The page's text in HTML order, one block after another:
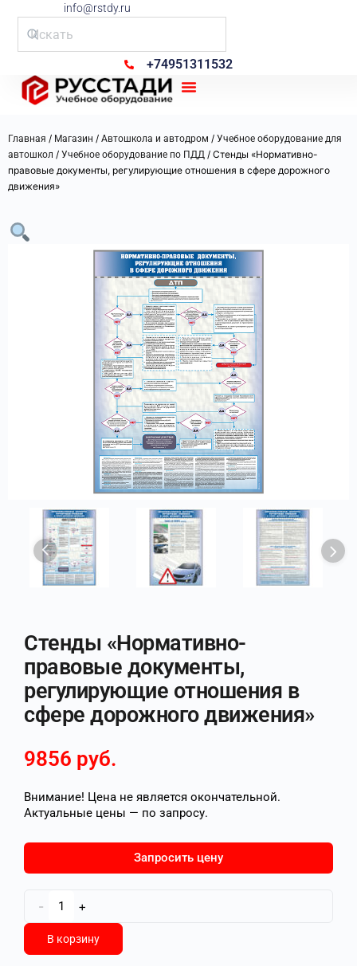
info@rstdy.ru
+74951311532
Главная / Магазин / Автошкола и автодром / Учебное оборудование для
автошкол / Учебное оборудование по ПДД / Стенды «Нормативно-
правовые документы, регулирующие отношения в сфере дорожного
движения»
Стенды «Нормативно-
правовые документы,
регулирующие отношения в
сфере дорожного движения»
9856 руб.
Внимание! Цена не является окончательной.
Актуальные цены — по запросу.
Запросить цену
- +
В корзину